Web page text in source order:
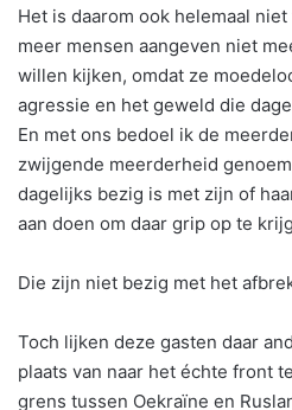
Het is daarom ook helemaal
meer mensen aangeven niet
willen kijken, omdat ze
agressie en het geweld die
En met ons bedoel ik de
zwijgende meerderheid
dagelijks bezig is met zijn of
aan doen om daar grip op te
Die zijn niet bezig met het
Toch lijken deze gasten daar
plaats van naar het échte front
grens tussen Oekraïne en